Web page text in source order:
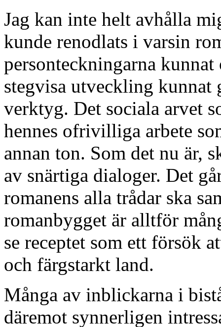
Jag kan inte helt avhålla
kunde renodlats i varsin
personteckningarna
stegvisa utveckling kunnat
verktyg. Det sociala arvet
hennes ofrivilliga arbete
annan ton. Som det nu är,
av snärtiga dialoger. Det
romanens alla trådar ska
romanbygget är alltför
se receptet som ett försök
och färgstarkt land.
Många av inblickarna i
däremot synnerligen